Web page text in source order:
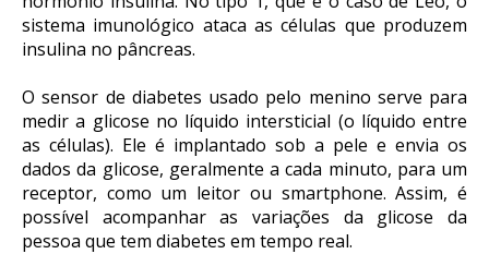
sistema imunológico ataca as células que produzem
insulina no pâncreas.
O sensor de diabetes usado pelo menino serve para
medir a glicose no líquido intersticial (o líquido entre
as células). Ele é implantado sob a pele e envia os
dados da glicose, geralmente a cada minuto, para um
receptor, como um leitor ou smartphone. Assim, é
possível acompanhar as variações da glicose da
pessoa que tem diabetes em tempo real.